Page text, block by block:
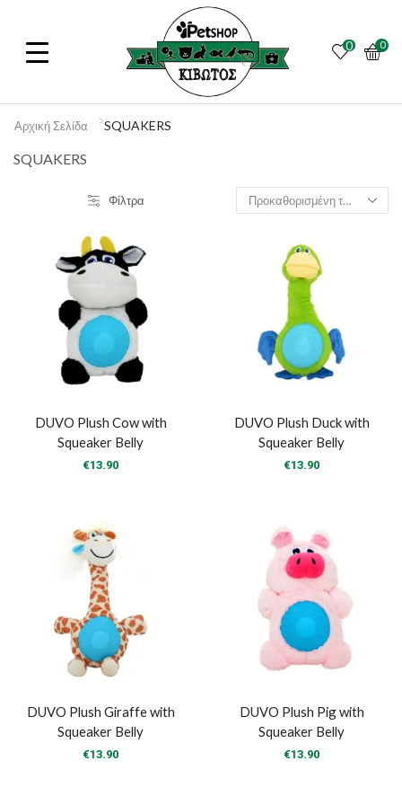
0 0
Αρχική Σελίδα SQUAKERS
SQUAKERS
Φίλτρα
DUVO Plush Cow with
Squeaker Belly
€13.90
DUVO Plush Duck with
Squeaker Belly
€13.90
DUVO Plush Giraffe with
Squeaker Belly
€13.90
DUVO Plush Pig with
Squeaker Belly
€13.90